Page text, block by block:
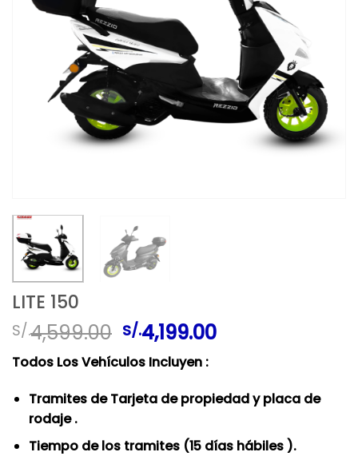
LITE 150
S/.4,599.00 El
precio
original
era:
S/.4,599.00.
S/.4,199.00El
es:
S/.4,199.00.
Todos Los Vehículos Incluyen :
Tramites de Tarjeta de propiedad y placa de
rodaje .
Tiempo de los tramites (15 días hábiles ).